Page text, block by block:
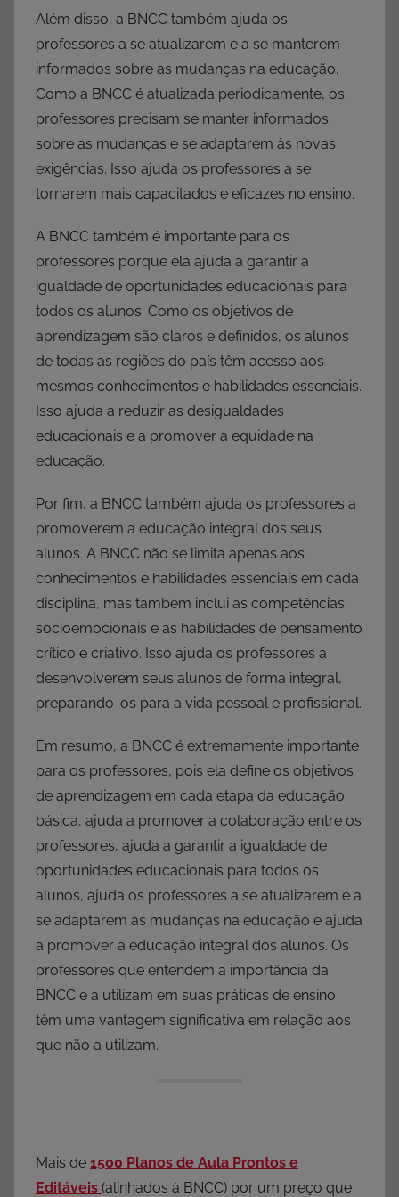
Além disso, a BNCC também ajuda os
professores a se atualizarem e a se manterem
informados sobre as mudanças na educação.
Como a BNCC é atualizada periodicamente, os
professores precisam se manter informados
sobre as mudanças e se adaptarem às novas
exigências. Isso ajuda os professores a se
tornarem mais capacitados e eficazes no ensino.
A BNCC também é importante para os
professores porque ela ajuda a garantir a
igualdade de oportunidades educacionais para
todos os alunos. Como os objetivos de
aprendizagem são claros e definidos, os alunos
de todas as regiões do país têm acesso aos
mesmos conhecimentos e habilidades essenciais.
Isso ajuda a reduzir as desigualdades
educacionais e a promover a equidade na
educação.
Por fim, a BNCC também ajuda os professores a
promoverem a educação integral dos seus
alunos. A BNCC não se limita apenas aos
conhecimentos e habilidades essenciais em cada
disciplina, mas também inclui as competências
socioemocionais e as habilidades de pensamento
crítico e criativo. Isso ajuda os professores a
desenvolverem seus alunos de forma integral,
preparando-os para a vida pessoal e profissional.
Em resumo, a BNCC é extremamente importante
para os professores, pois ela define os objetivos
de aprendizagem em cada etapa da educação
básica, ajuda a promover a colaboração entre os
professores, ajuda a garantir a igualdade de
oportunidades educacionais para todos os
alunos, ajuda os professores a se atualizarem e a
se adaptarem às mudanças na educação e ajuda
a promover a educação integral dos alunos. Os
professores que entendem a importância da
BNCC e a utilizam em suas práticas de ensino
têm uma vantagem significativa em relação aos
que não a utilizam.
Mais de 1500 Planos de Aula Prontos e
Editáveis (alinhados à BNCC) por um preço que